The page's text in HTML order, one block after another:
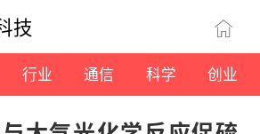
技
行业 通信 科学 创业